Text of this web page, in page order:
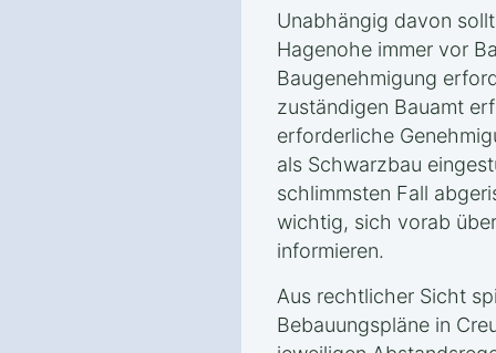
Unabhängig davon
Hagenohe immer vor
Baugenehmigung
zuständigen Bauamt
erforderliche
als Schwarzbau
schlimmsten Fall
wichtig, sich vorab
informieren.
Aus rechtlicher Sicht
Bebauungspläne in